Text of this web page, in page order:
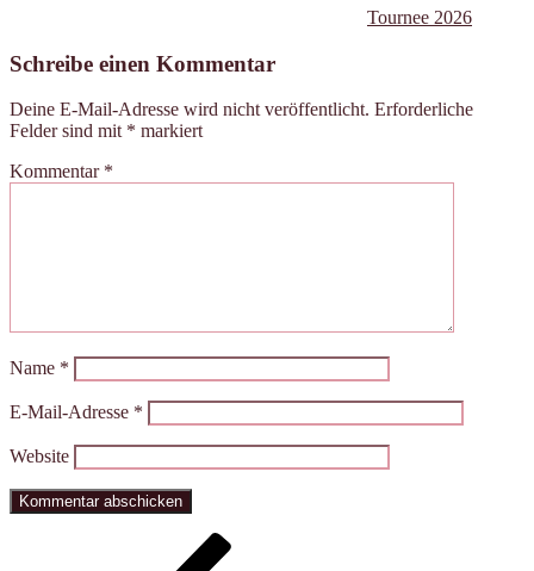
Tournee 2026
Schreibe einen Kommentar
Deine E-Mail-Adresse wird nicht veröffentlicht. Erforderliche
Felder sind mit * markiert
Kommentar *
Name *
E-Mail-Adresse *
Website
Beitragsnavigation